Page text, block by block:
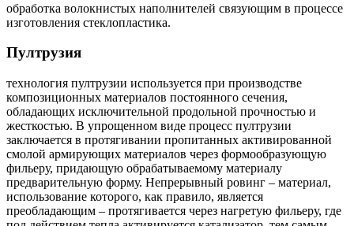
обработка волокнистых наполнителей связующим в процессе
изготовления стеклопластика.
Пултрузия
технология пултрузии используется при производстве
композиционных материалов постоянного сечения,
обладающих исключительной продольной прочностью и
жесткостью. В упрощенном виде процесс пултрузии
заключается в протягивании пропитанных активированной
смолой армирующих материалов через формообразующую
фильеру, придающую обрабатываемому материалу
предварительную форму. Непрерывный ровинг – материал,
использование которого, как правило, является
преобладающим – протягивается через нагретую фильеру, где